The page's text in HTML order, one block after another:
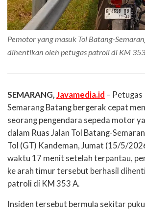
Pemotor yang masuk Tol Batang-
dihentikan oleh petugas patroli di KM 353
SEMARANG, Javamedia.id – Petugas
Semarang Batang bergerak cepat
seorang pengendara sepeda motor
dalam Ruas Jalan Tol Batang-
Tol (GT) Kandeman, Jumat (15/5/
waktu 17 menit setelah terpantau,
ke arah timur tersebut berhasil
patroli di KM 353 A.
Insiden tersebut bermula sekitar